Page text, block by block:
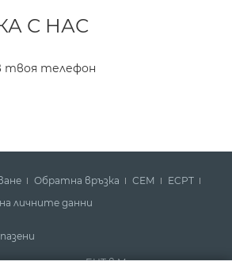
С НАС
твоя телефон
Обратна връзка СЕМ
ECPT
личните данни